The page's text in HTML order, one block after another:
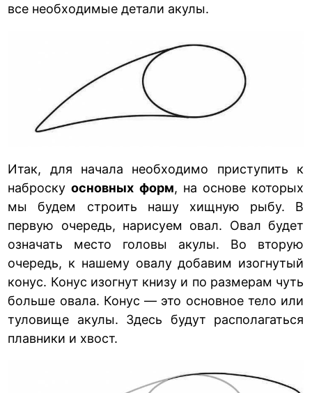
все необходимые детали акулы.
Итак, для начала необходимо приступить к
наброскуосновных форм, на основе которых
мы будем строить нашу хищную рыбу. В
первую очередь, нарисуем овал. Овал будет
означать место головы акулы. Во вторую
очередь, к нашему овалу добавим изогнутый
конус. Конус изогнут книзу и по размерам чуть
больше овала. Конус — это основное тело или
туловище акулы. Здесь будут располагаться
плавники и хвост.